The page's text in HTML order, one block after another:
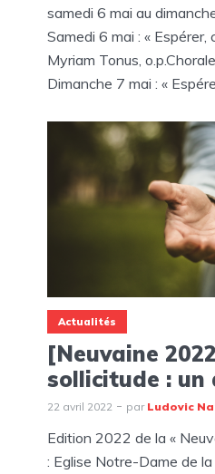
samedi 6 mai au
Samedi 6 mai : « Espérer,
Myriam Tonus,
Dimanche 7 mai : «
Actualités
[Neuvaine
sollicitude : un
22 avril 2022 par Ludovic
Edition 2022 de la «
: Eglise Notre-Dame de